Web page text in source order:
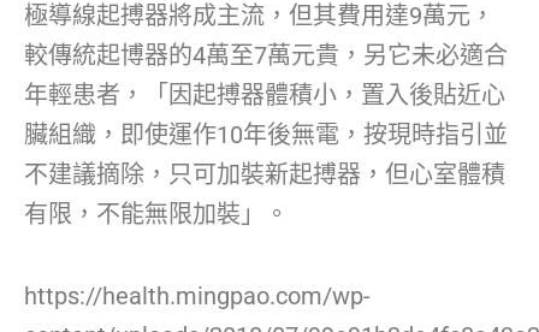
極導線起搏器將成主流，但其費用達9萬元，
較傳統起博器的4萬至7萬元貴，另它未必適合
年輕患者，「因起搏器體積小，置入後貼近心
臟組織，即使運作10年後無電，按現時指引並
不建議摘除，只可加裝新起搏器，但心室體積
有限，不能無限加裝」。
https://health.mingpao.com/wp-